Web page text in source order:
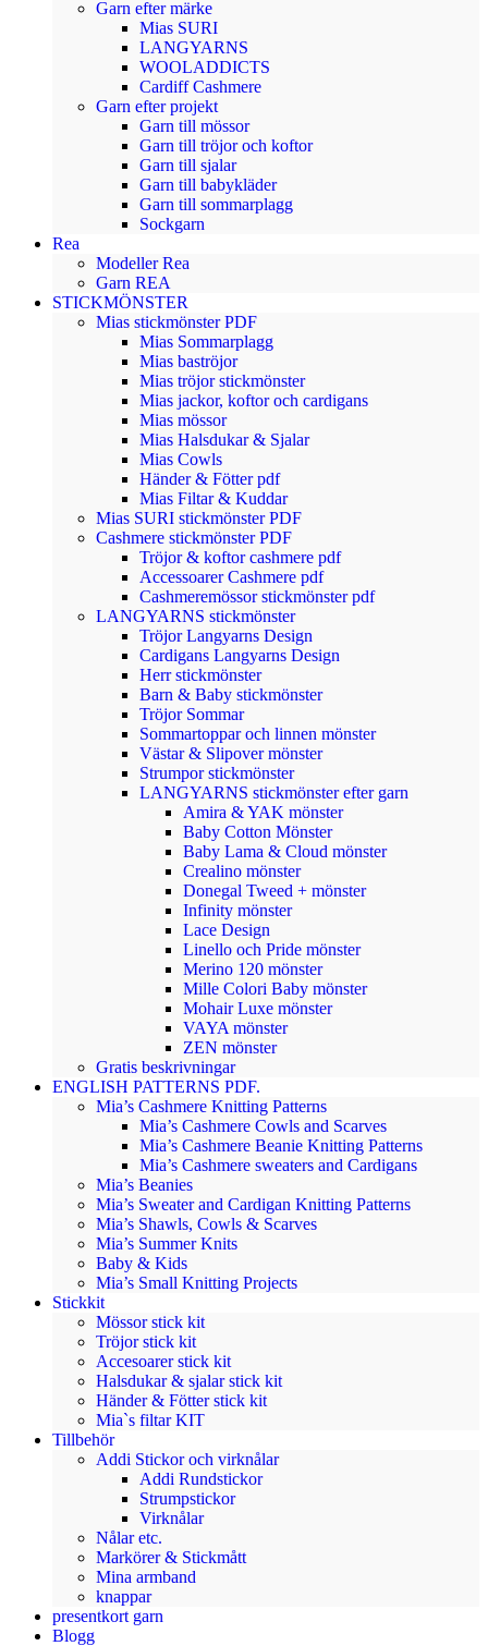
Garn efter märke
Mias SURI
LANGYARNS
WOOLADDICTS
Cardiff Cashmere
Garn efter projekt
Garn till mössor
Garn till tröjor och koftor
Garn till sjalar
Garn till babykläder
Garn till sommarplagg
Sockgarn
Rea
Modeller Rea
Garn REA
STICKMÖNSTER
Mias stickmönster PDF
Mias Sommarplagg
Mias baströjor
Mias tröjor stickmönster
Mias jackor, koftor och cardigans
Mias mössor
Mias Halsdukar & Sjalar
Mias Cowls
Händer & Fötter pdf
Mias Filtar & Kuddar
Mias SURI stickmönster PDF
Cashmere stickmönster PDF
Tröjor & koftor cashmere pdf
Accessoarer Cashmere pdf
Cashmeremössor stickmönster pdf
LANGYARNS stickmönster
Tröjor Langyarns Design
Cardigans Langyarns Design
Herr stickmönster
Barn & Baby stickmönster
Tröjor Sommar
Sommartoppar och linnen mönster
Västar & Slipover mönster
Strumpor stickmönster
LANGYARNS stickmönster efter garn
Amira & YAK mönster
Baby Cotton Mönster
Baby Lama & Cloud mönster
Crealino mönster
Donegal Tweed + mönster
Infinity mönster
Lace Design
Linello och Pride mönster
Merino 120 mönster
Mille Colori Baby mönster
Mohair Luxe mönster
VAYA mönster
ZEN mönster
Gratis beskrivningar
ENGLISH PATTERNS PDF.
Mia’s Cashmere Knitting Patterns
Mia’s Cashmere Cowls and Scarves
Mia’s Cashmere Beanie Knitting Patterns
Mia’s Cashmere sweaters and Cardigans
Mia’s Beanies
Mia’s Sweater and Cardigan Knitting Patterns
Mia’s Shawls, Cowls & Scarves
Mia’s Summer Knits
Baby & Kids
Mia’s Small Knitting Projects
Stickkit
Mössor stick kit
Tröjor stick kit
Accesoarer stick kit
Halsdukar & sjalar stick kit
Händer & Fötter stick kit
Mia`s filtar KIT
Tillbehör
Addi Stickor och virknålar
Addi Rundstickor
Strumpstickor
Virknålar
Nålar etc.
Markörer & Stickmått
Mina armband
knappar
presentkort garn
Blogg